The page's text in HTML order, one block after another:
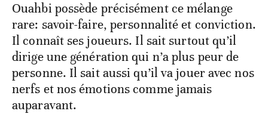
Ouahbi possède précisément ce mélange
rare: savoir-faire, personnalité et conviction.
Il connaît ses joueurs. Il sait surtout qu’il
dirige une génération qui n’a plus peur de
personne. Il sait aussi qu’il va jouer avec nos
nerfs et nos émotions comme jamais
auparavant.